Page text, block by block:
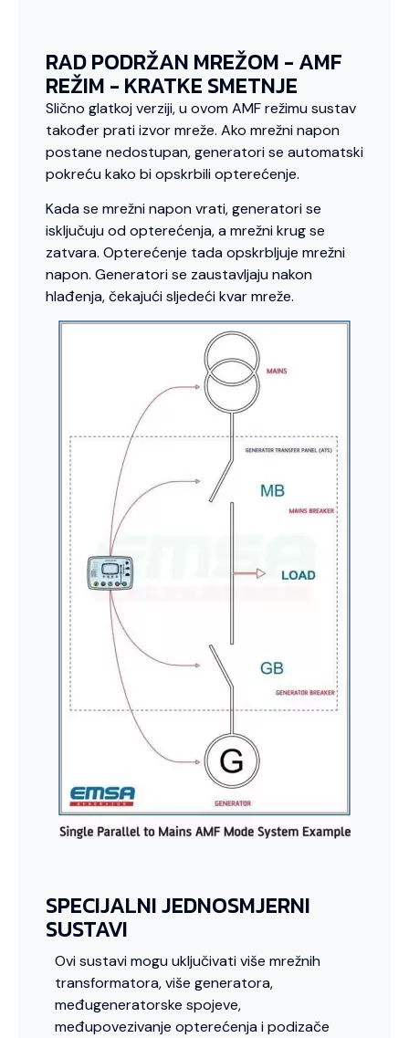
RAD PODRŽAN MREŽOM - AMF
REŽIM - KRATKE SMETNJE
Slično glatkoj verziji, u ovom AMF režimu sustav
također prati izvor mreže. Ako mrežni napon
postane nedostupan, generatori se automatski
pokreću kako bi opskrbili opterećenje.
Kada se mrežni napon vrati, generatori se
isključuju od opterećenja, a mrežni krug se
zatvara. Opterećenje tada opskrbljuje mrežni
napon. Generatori se zaustavljaju nakon
hlađenja, čekajući sljedeći kvar mreže.
SPECIJALNI JEDNOSMJERNI
SUSTAVI
Ovi sustavi mogu uključivati više mrežnih
transformatora, više generatora,
međugeneratorske spojeve,
međupovezivanje opterećenja i podizače